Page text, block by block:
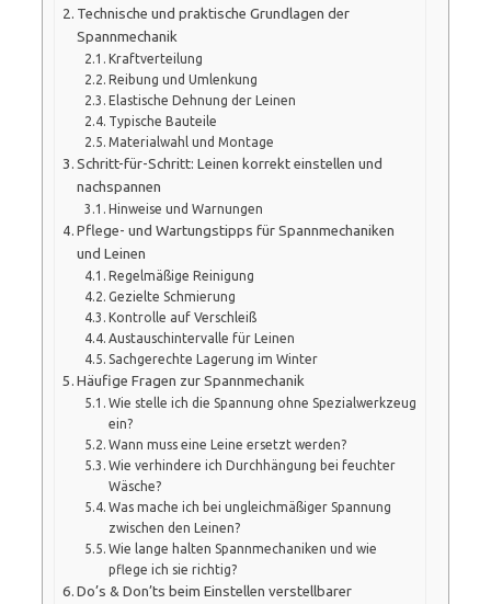
Technische und praktische Grundlagen der
Spannmechanik
Kraftverteilung
Reibung und Umlenkung
Elastische Dehnung der Leinen
Typische Bauteile
Materialwahl und Montage
Schritt-für-Schritt: Leinen korrekt einstellen und
nachspannen
Hinweise und Warnungen
Pflege- und Wartungstipps für Spannmechaniken
und Leinen
Regelmäßige Reinigung
Gezielte Schmierung
Kontrolle auf Verschleiß
Austauschintervalle für Leinen
Sachgerechte Lagerung im Winter
Häufige Fragen zur Spannmechanik
Wie stelle ich die Spannung ohne Spezialwerkzeug
ein?
Wann muss eine Leine ersetzt werden?
Wie verhindere ich Durchhängung bei feuchter
Wäsche?
Was mache ich bei ungleichmäßiger Spannung
zwischen den Leinen?
Wie lange halten Spannmechaniken und wie
pflege ich sie richtig?
Do’s & Don’ts beim Einstellen verstellbarer